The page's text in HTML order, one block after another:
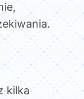
kilka